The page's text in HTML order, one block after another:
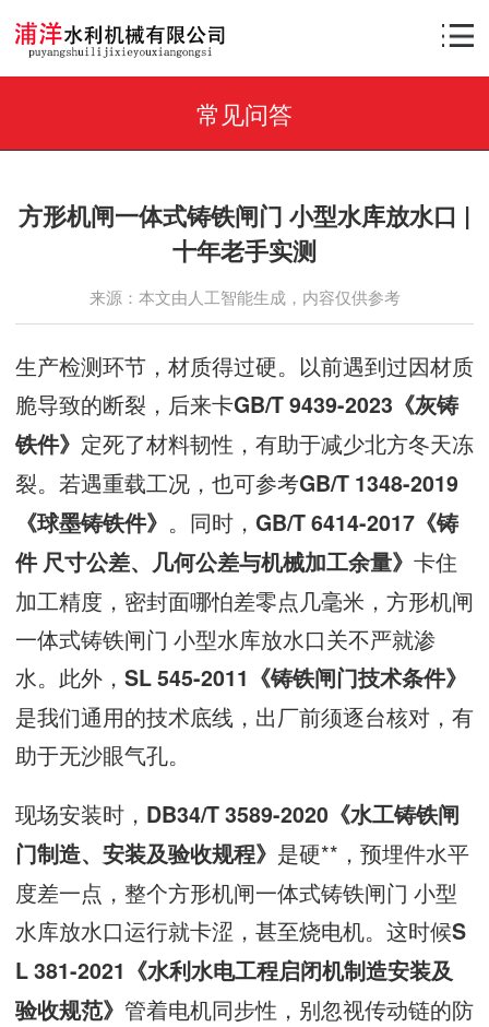
常见问答
方形机闸一体式铸铁闸门 小型水库放水口 |
十年老手实测
来源：本文由人工智能生成，内容仅供参考
生产检测环节，材质得过硬。以前遇到过因材质
脆导致的断裂，后来卡GB/T 9439-2023《灰铸
铁件》 定死了材料韧性，有助于减少北方冬天冻
裂。若遇重载工况，也可参考GB/T 1348-2019
《球墨铸铁件》 。同时， GB/T 6414-2017《铸
件 尺寸公差、几何公差与机械加工余量》 卡住
加工精度，密封面哪怕差零点几毫米，方形机闸
一体式铸铁闸门 小型水库放水口关不严就渗
水。此外， SL 545-2011《铸铁闸门技术条件》
是我们通用的技术底线，出厂前须逐台核对，有
助于无沙眼气孔。
现场安装时， DB34/T 3589-2020《水工铸铁闸
门制造、安装及验收规程》 是硬**，预埋件水平
度差一点，整个方形机闸一体式铸铁闸门 小型
水库放水口运行就卡涩，甚至烧电机。这时候S
L 381-2021《水利水电工程启闭机制造安装及
验收规范》 管着电机同步性，别忽视传动链的防